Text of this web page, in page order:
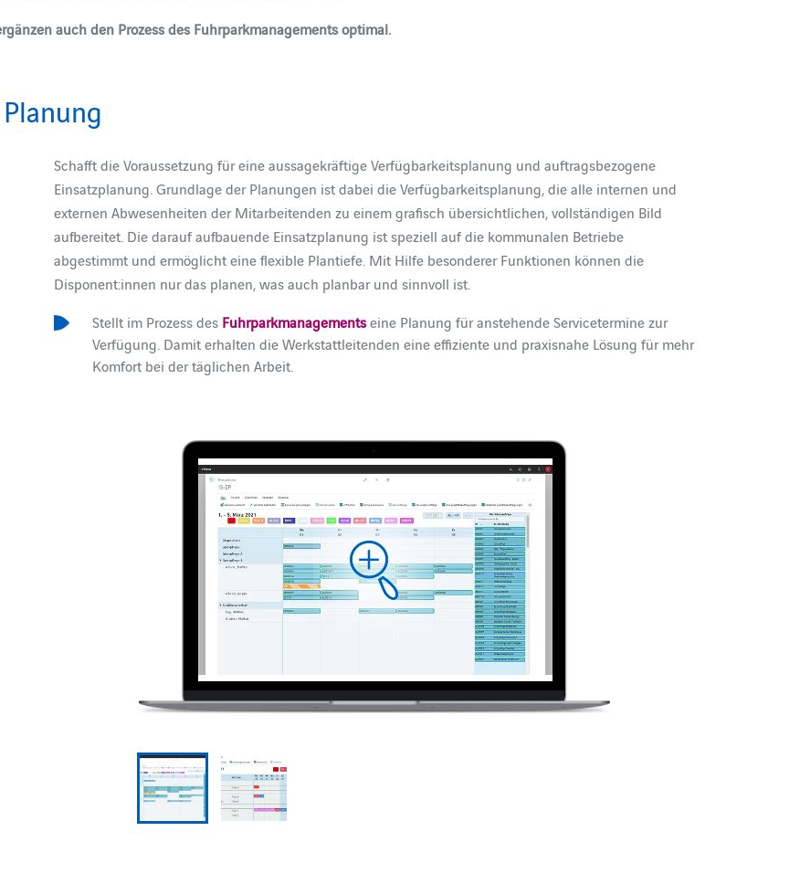
auch den Prozess des Fuhrparkmanagements optimal.
Planung
Schafft die Voraussetzung für eine aussagekräftige Verfügbarkeitsplanung und auftragsbezogene
Einsatzplanung. Grundlage der Planungen ist dabei die Verfügbarkeitsplanung, die alle internen und
externen Abwesenheiten der Mitarbeitenden zu einem grafisch übersichtlichen, vollständigen Bild
aufbereitet. Die darauf aufbauende Einsatzplanung ist speziell auf die kommunalen Betriebe
abgestimmt und ermöglicht eine flexible Plantiefe. Mit Hilfe besonderer Funktionen können die
Disponent:innen nur das planen, was auch planbar und sinnvoll ist.
Stellt im Prozess des Fuhrparkmanagementseine Planung für anstehende Servicetermine zur
Verfügung. Damit erhalten die Werkstattleitenden eine effiziente und praxisnahe Lösung für mehr
Komfort bei der täglichen Arbeit.